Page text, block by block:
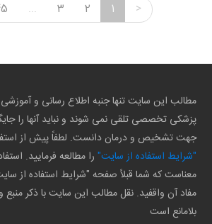
>
1
2
3
...
مطالب این سایت تنها جنبه اطلاع رسانی و
پزشکی تخصصی تلقی نمی شوند و نباید آنها را
جهت تشخیص و درمان دانست. لطفاً پیش از
"شرایط استفاده از سایت" را مطالعه فرمایید.
معناست که شما قبلاً صفحه "شرایط استفاده از
مفاد آن واقفید. نقل مطالب این سایت با ذکر منبع
بلامانع است